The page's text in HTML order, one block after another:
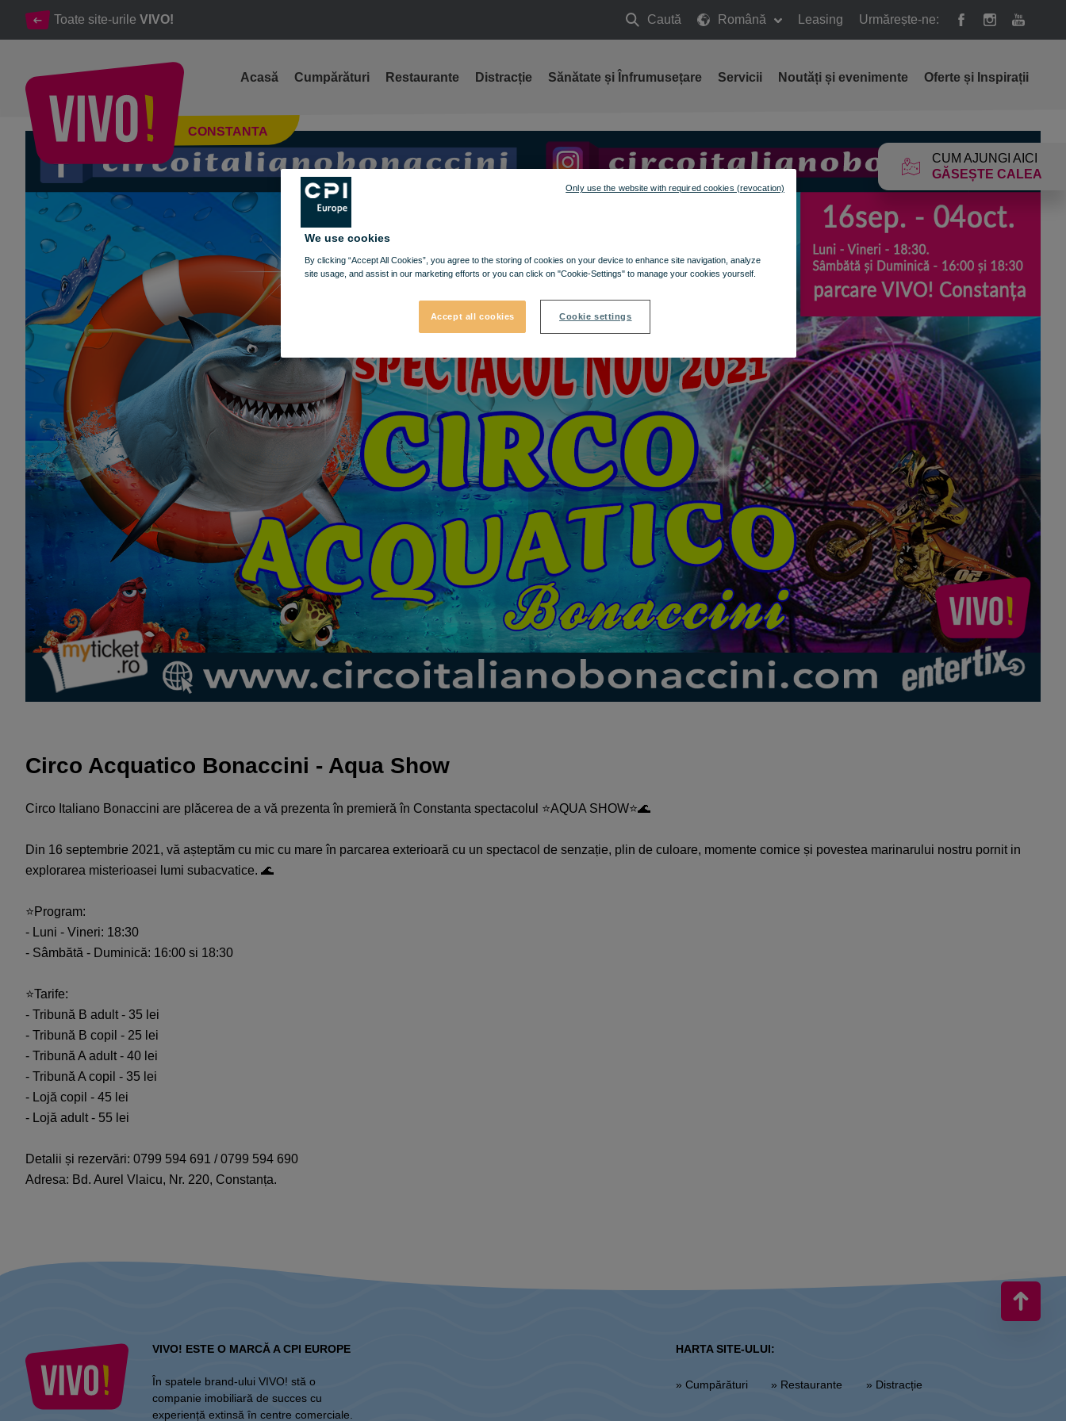
Toate site-urile VIVO! Caută
Caută
Română Leasing Urmărește-ne:
CUM AJUNGI AICI
GĂSEȘTE CALEA
CONSTANTA
Acasă Cumpărături Restaurante Distracție Sănătate și Înfrumusețare Servicii Noutăți și evenimente Oferte și Inspirații
Circo Acquatico Bonaccini - Aqua Show
Circo Acquatico Bonaccini - Aqua Show
Circo Italiano Bonaccini are plăcerea de a vă prezenta în premieră în Constanta spectacolul ⭐️AQUA SHOW⭐️🌊
Din 16 septembrie 2021, vă așteptăm cu mic cu mare în parcarea exterioară cu un spectacol de senzație, plin de culoare, momente comice și povestea marinarului nostru pornit in
explorarea misterioasei lumi subacvatice. 🌊
⭐️Program:
- Luni - Vineri: 18:30
- Sâmbătă - Duminică: 16:00 si 18:30
⭐️Tarife:
- Tribună B adult - 35 lei
- Tribună B copil - 25 lei
- Tribună A adult - 40 lei
- Tribună A copil - 35 lei
- Lojă copil - 45 lei
- Lojă adult - 55 lei
Detalii și rezervări: 0799 594 691 / 0799 594 690
Adresa: Bd. Aurel Vlaicu, Nr. 220, Constanța.
VIVO! ESTE O MARCĂ A CPI EUROPE
În spatele brand-ului VIVO! stă o
companie imobiliară de succes cu
experiență extinsă în centre comerciale.
HARTA SITE-ULUI:
» Cumpărături » Restaurante » Distracție
We use cookies
By clicking “Accept All Cookies”, you agree to the storing of cookies on your device to enhance site navigation, analyze
site usage, and assist in our marketing efforts or you can click on "Cookie-Settings" to manage your cookies yourself.
Accept all cookies Cookie settings
Only use the website with required cookies (revocation)